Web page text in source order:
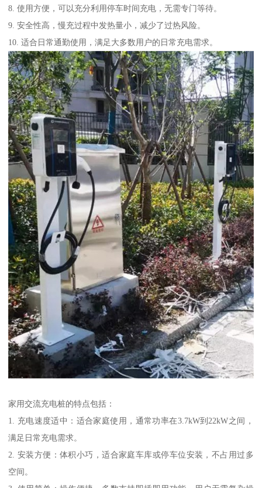
8. 使用方便，可以充分利用停车时间充电，无需专门等待。
9. 安全性高，慢充过程中发热量小，减少了过热风险。
10. 适合日常通勤使用，满足大多数用户的日常充电需求。
家用交流充电桩的特点包括：
1. 充电速度适中：适合家庭使用，通常功率在3.7kW到22kW之间，
满足日常充电需求。
2. 安装方便：体积小巧，适合家庭车库或停车位安装，不占用过多
空间。